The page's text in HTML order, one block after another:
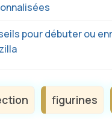
pour débuter ou
figurines